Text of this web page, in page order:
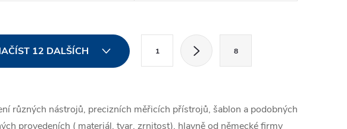
12 DALŠÍCH
n
1 8
různých nástrojů, precizních měřicích přístrojů, šablon a podobných
provedeních ( materiál, tvar, zrnitost), hlavně od německé firmy